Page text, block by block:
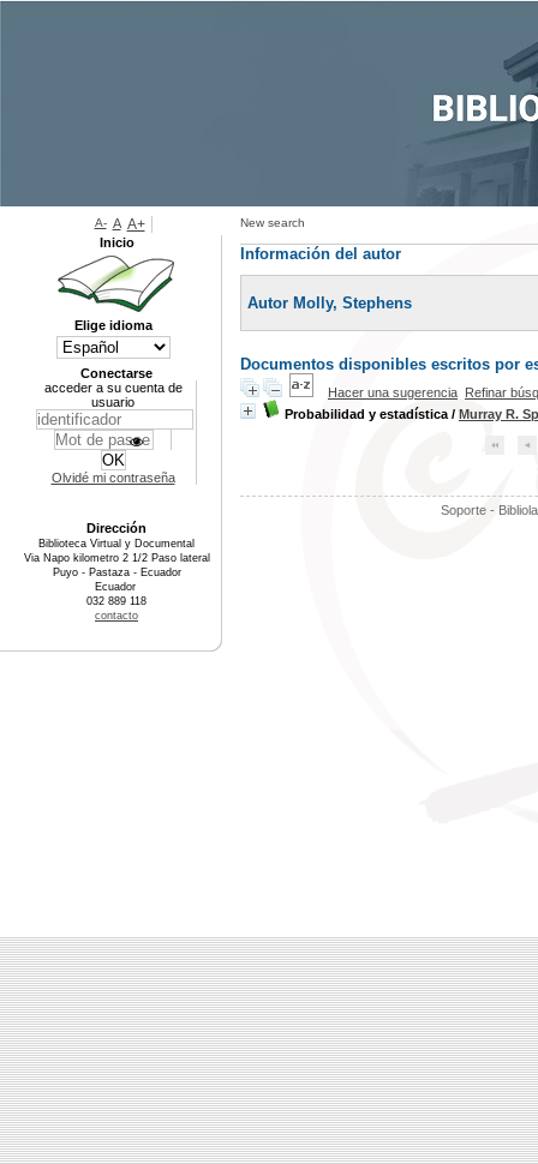
New search
Información del autor
Autor Molly, Stephens
Documentos disponibles escritos por
Hacer una sugerencia Refinar
Probabilidad y estadística / Murray R.
Soporte -
A- A A+
Inicio
Elige idioma
Conectarse
acceder a su cuenta de
usuario
Olvidé mi contraseña
Dirección
Biblioteca Virtual y Documental
Via Napo kilometro 2 1/2 Paso lateral
Puyo - Pastaza - Ecuador
Ecuador
032 889 118
contacto